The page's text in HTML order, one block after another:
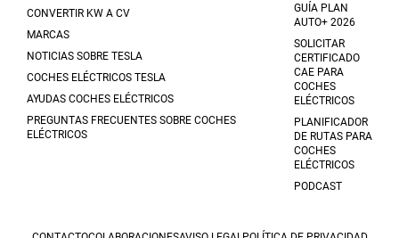
CONVERTIR KW A CV
MARCAS
NOTICIAS SOBRE TESLA
COCHES ELÉCTRICOS TESLA
AYUDAS COCHES ELÉCTRICOS
PREGUNTAS FRECUENTES SOBRE COCHES
ELÉCTRICOS
GUÍA PLAN
AUTO+ 2026
SOLICITAR
CERTIFICADO
CAE PARA
COCHES
ELÉCTRICOS
PLANIFICADOR
DE RUTAS PARA
COCHES
ELÉCTRICOS
PODCAST